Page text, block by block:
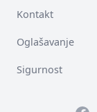
Kontakt
Oglašavanje
Sigurnost